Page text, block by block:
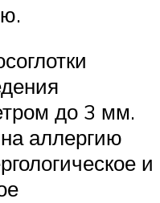
до 3 мм.
аллергию
и